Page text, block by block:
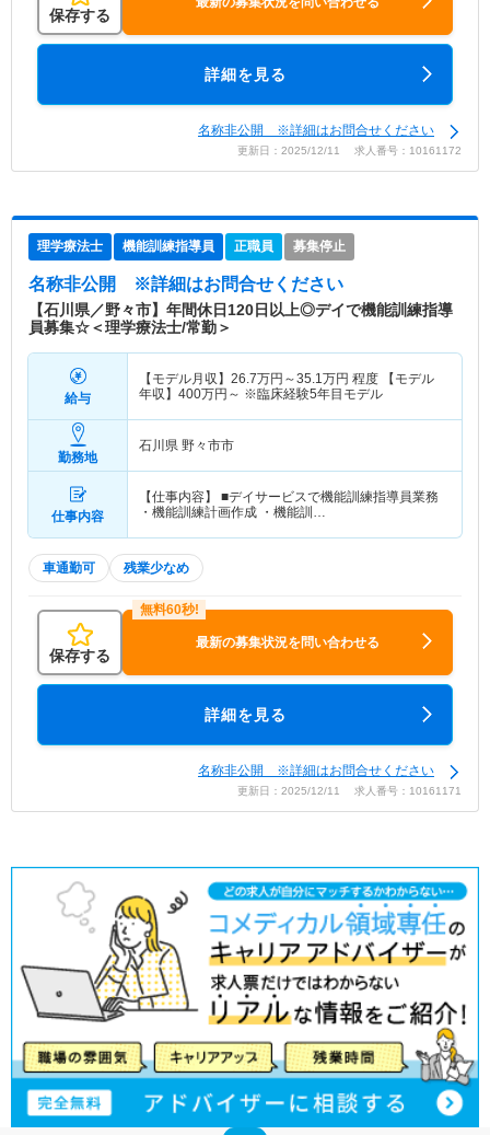
保存する
詳細を見る
名称非公開 ※詳細はお問合せください
更新日：2025/12/11 求人番号：10161172
理学療法士 機能訓練指導員 正職員 募集停止
名称非公開 ※詳細はお問合せください
【石川県／野々市】年間休日120日以上◎デイで機能訓練指導
員募集☆＜理学療法士/常勤＞
給与
【モデル月収】 26.7万円～35.1万円 程度 【モデル
年収】 400万円～ ※臨床経験5年目モデル
勤務地
石川県 野々市市
仕事内容
【仕事内容】 ■デイサービスで機能訓練指導員業務
・機能訓練計画作成 ・機能訓…
車通勤可 残業少なめ
保存する
最新の募集状況を問い合わせる
詳細を見る
名称非公開 ※詳細はお問合せください
更新日：2025/12/11 求人番号：10161171